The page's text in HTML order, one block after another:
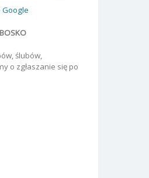
Google
ślubów,
o zgłaszanie się po